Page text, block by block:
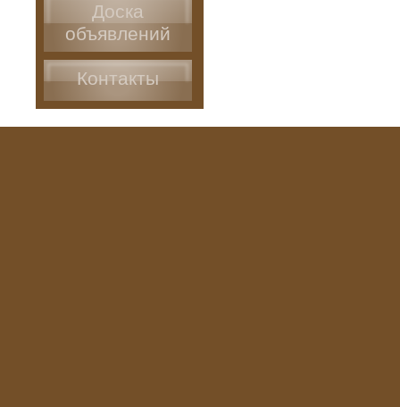
Доска
объявлений
Контакты